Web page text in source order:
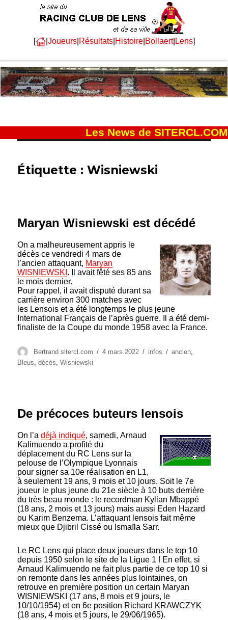
[ | Joueurs| Résultats| Histoire| Bollaert| Lens]
Les News de SITERCL.COM
Étiquette :Wisniewski
Maryan Wisniewski est décédé
On a malheureusement appris le
décès ce vendredi 4 mars de
l’ancien attaquant, Maryan
WISNIEWSKI . Il avait fêté ses 85 ans
le mois dernier.
Pour rappel, il avait disputé durant sa
carrière environ 300 matches avec
les Lensois et a été longtemps le plus jeune
International Français de l’après guerre. Il a été demi-
finaliste de la Coupe du monde 1958 avec la France.
Auteur
Bertrand sitercl.com
Publié
4 mars 2022 Catégories
infos Étiquettes
ancien,
Bleus,décès,Wisniewski
De précoces buteurs lensois
On l’adéjà indiqué, samedi, Arnaud
Kalimuendo a profité du
déplacement du RC Lens sur la
pelouse de l’Olympique Lyonnais
pour signer sa 10e réalisation en L1,
à seulement 19 ans, 9 mois et 10 jours. Soit le 7e
joueur le plus jeune du 21e siècle à 10 buts derrière
du très beau monde : le recordman Kylian Mbappé
(18 ans, 2 mois et 13 jours) mais aussi Eden Hazard
ou Karim Benzema. L’attaquant lensois fait même
mieux que Djibril Cissé ou Ismaïla Sarr.
Le RC Lens qui place deux joueurs dans le top 10
depuis 1950 selon le site de la Ligue 1 ! En effet, si
Arnaud Kalimuendo ne fait plus partie de ce top 10 si
on remonte dans les années plus lointaines, on
retrouve en première position un certain Maryan
WISNIEWSKI (17 ans, 8 mois et 9 jours, le
10/10/1954) et en 6e position Richard KRAWCZYK
(18 ans, 4 mois et 5 jours, le 29/06/1965).